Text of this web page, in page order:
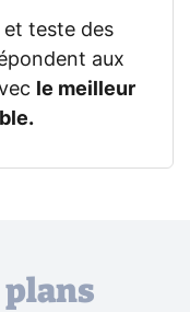
et teste des
aux
le meilleur
plans